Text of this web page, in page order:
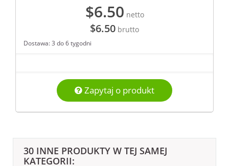
$6.50 netto
$6.50 brutto
Dostawa: 3 do 6 tygodni
Zapytaj o produkt
30 INNE PRODUKTY W TEJ SAMEJ
KATEGORII: